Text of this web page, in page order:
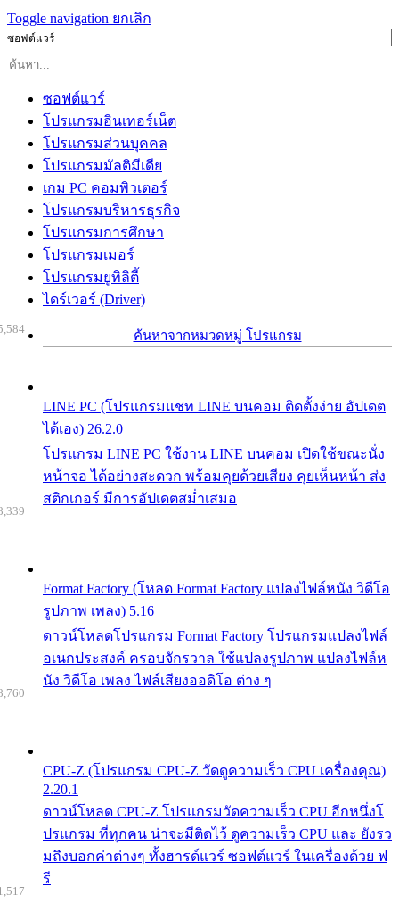
Toggle navigation ยกเลิก
ซอฟต์แวร์
ซอฟต์แวร์
โปรแกรมอินเทอร์เน็ต
โปรแกรมส่วนบุคคล
โปรแกรมมัลติมีเดีย
เกม PC คอมพิวเตอร์
โปรแกรมบริหารธุรกิจ
โปรแกรมการศึกษา
โปรแกรมเมอร์
โปรแกรมยูทิลิตี้
ไดร์เวอร์ (Driver)
ค้นหาจากหมวดหมู่ โปรแกรม
LINE PC (โปรแกรมแชท LINE บนคอม ติดตั้งง่าย อัปเดต
ได้เอง) 26.2.0
โปรแกรม LINE PC ใช้งาน LINE บนคอม เปิดใช้ขณะนั่ง
หน้าจอ ได้อย่างสะดวก พร้อมคุยด้วยเสียง คุยเห็นหน้า ส่ง
สติกเกอร์ มีการอัปเดตสม่ำเสมอ
Format Factory (โหลด Format Factory แปลงไฟล์หนัง วิดีโอ
รูปภาพ เพลง) 5.16
ดาวน์โหลดโปรแกรม Format Factory โปรแกรมแปลงไฟล์
อเนกประสงค์ ครอบจักรวาล ใช้แปลงรูปภาพ แปลงไฟล์ห
นัง วิดีโอ เพลง ไฟล์เสียงออดิโอ ต่าง ๆ
CPU-Z (โปรแกรม CPU-Z วัดดูความเร็ว CPU เครื่องคุณ)
2.20.1
ดาวน์โหลด CPU-Z โปรแกรมวัดความเร็ว CPU อีกหนึ่งโ
ปรแกรม ที่ทุกคน น่าจะมีติดไว้ ดูความเร็ว CPU และ ยังรว
มถึงบอกค่าต่างๆ ทั้งฮารด์แวร์ ซอฟต์แวร์ ในเครื่องด้วย ฟ
รี